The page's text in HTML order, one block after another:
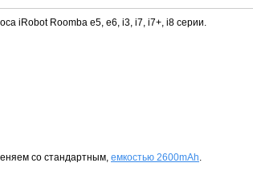
iRobot Roomba e5, e6, i3, i7, i7+, i8 серии.
со стандартным, емкостью 2600mAh.